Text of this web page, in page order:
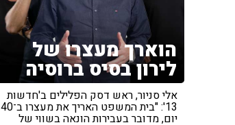
הוארך מעצרו של
לירון בסיס ברוסיה
אלי סניור, ראש דסק הפלילים ב'חדשות
13': "בית המשפט האריך את מעצרו ב־40
יום, מדובר בעבירות הונאה בשווי של